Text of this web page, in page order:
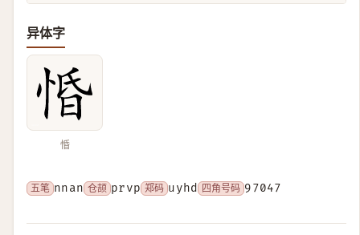
异体字
惛
五笔 nnan 仓颉 prvp 郑码 uyhd 四角号码 97047